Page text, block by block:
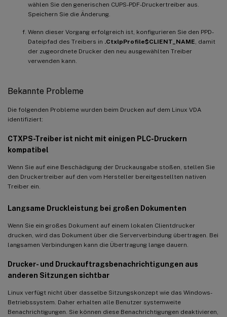
wählen Sie den generischen CUPS-PDF-Druckertreiber aus.
Speichern Sie die Änderung.
Wenn dieser Vorgang erfolgreich ist, konfigurieren Sie den PPD-
Dateipfad des Treibers in .CtxlpProfile$CLIENT_NAME , damit
der zugeordnete Drucker den neu ausgewählten Treiber
verwenden kann.
Bekannte Probleme
Die folgenden Probleme wurden beim Drucken auf dem Linux VDA
identifiziert:
CTXPS-Treiber ist nicht mit einigen PLC-Druckern
kompatibel
Wenn Sie auf eine Beschädigung der Druckausgabe stoßen, stellen Sie
den Druckertreiber auf den vom Hersteller bereitgestellten nativen
Treiber ein.
Langsame Druckleistung bei großen Dokumenten
Wenn Sie ein großes Dokument auf einem lokalen Clientdrucker
drucken, wird das Dokument über die Serververbindung übertragen. Bei
langsamen Verbindungen kann die Übertragung lange dauern.
Drucker- und Druckauftragsbenachrichtigungen aus
anderen Sitzungen sichtbar
Linux verfügt nicht über dasselbe Sitzungskonzept wie das Windows-
Betriebssystem. Daher erhalten alle Benutzer systemweite
Benachrichtigungen. Sie können diese Benachrichtigungen deaktivieren,